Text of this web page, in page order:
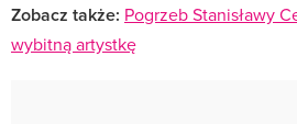
Zobacz także: Pogrzeb Stanisławy
wybitną artystkę